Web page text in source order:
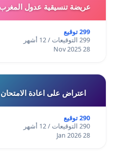
عريضة تنسيقية عدول المغرب
299 توقيع
299 التوقيعات / 12 أشهر
28 Nov 2025
اعتراض على اعادة الامتحان
290 توقيع
290 التوقيعات / 12 أشهر
28 Jan 2026